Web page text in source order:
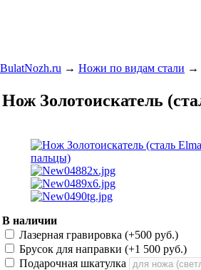
BulatNozh.ru → Ножи по видам стали →
Нож Золотоискатель
В наличии
Лазерная гравировка (+500 руб.)
Брусок для направки (+1 500 руб.)
Подарочная шкатулка